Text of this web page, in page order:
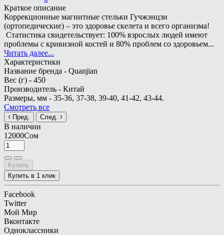
Краткое описание
Коррекционные магнитные стельки Гучжэнцзи
(ортопедические) – это здоровье скелета и всего организма!
Статистика свидетельствует: 100% взрослых людей имеют
проблемы с кривизной костей и 80% проблем со здоровьем...
Читать далее...
Характеристики
Название бренда - Quanjian
Вес (г) - 450
Производитель - Китай
Размеры, мм - 35-36, 37-38, 39-40, 41-42, 43-44.
Смотреть все
Пред. След.
В наличии
12000Сом
Купить
Купить в 1 клик
Facebook
Twitter
Мой Мир
Вконтакте
Одноклассники